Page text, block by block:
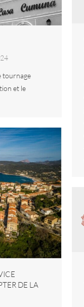
tournage
et le
DE LA